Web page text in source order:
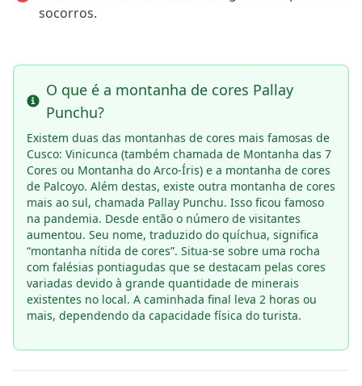
socorros.
Info
O que é a montanha de cores Pallay
Punchu?
Existem duas das montanhas de cores mais famosas de
Cusco: Vinicunca (também chamada de Montanha das 7
Cores ou Montanha do Arco-Íris) e a montanha de cores
de Palcoyo. Além destas, existe outra montanha de cores
mais ao sul, chamada Pallay Punchu. Isso ficou famoso
na pandemia. Desde então o número de visitantes
aumentou. Seu nome, traduzido do quíchua, significa
“montanha nítida de cores”. Situa-se sobre uma rocha
com falésias pontiagudas que se destacam pelas cores
variadas devido à grande quantidade de minerais
existentes no local. A caminhada final leva 2 horas ou
mais, dependendo da capacidade física do turista.